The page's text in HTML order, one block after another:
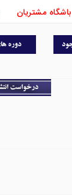
باشگاه مشتریان